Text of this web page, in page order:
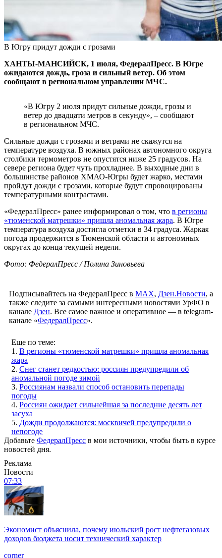
В Югру придут дожди с грозами
ХАНТЫ-МАНСИЙСК, 1 июля, ФедералПресс. В Югре
ожидаются дождь, гроза и сильный ветер. Об этом
сообщают в региональном управлении МЧС.
«В Югру 2 июля придут сильные дожди, грозы и
ветер до двадцати метров в секунду», – сообщают
в региональном МЧС.
Сильные дожди с грозами и ветрами не скажутся на
температуре воздуха. В южных районах автономного округа
столбики термометров не опустятся ниже 25 градусов. На
севере региона будет чуть прохладнее. В выходные дни в
большинстве районов ХМАО-Югры будет жарко, местами
пройдут дожди с грозами, которые будут спровоцированы
температурными контрастами.
«ФедералПресс» ранее информировал о том, что в регионы
«тюменской матрешки» пришла аномальная жара. В Югре
температура воздуха достигла отметки в 34 градуса. Жаркая
погода продержится в Тюменской области и автономных
округах до конца текущей недели.
Фото: ФедералПресс / Полина Зиновьева
Подписывайтесь на ФедералПресс в МАХ, Дзен.Новости, а
также следите за самыми интересными новостями УрФО в
канале Дзен. Все самое важное и оперативное — в telegram-
канале «ФедералПресс».
Еще по теме:
1. В регионы «тюменской матрешки» пришла аномальная
жара
2. Снег станет редкостью: россиян предупредили об
аномальной погоде зимой
3. Россиянам назвали способ остановить перепады
погоды
4. Россиян ожидает сильнейшая за последние десять лет
засуха
5. Дожди продолжаются: москвичей предупредили о
непогоде
Добавьте ФедералПресс в мои источники, чтобы быть в курсе
новостей дня.
Реклама
Новости
07:33
Экономист объяснила, почему июльский рост нефтегазовых
доходов бюджета носит технический характер
corner